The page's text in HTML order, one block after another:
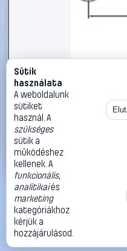
#1785899
TOOLCRAFT TO-5357697
444 rozsdamentes acél
TOOLCRAFT Metrikus
19 990 Ft
Kosárba
«
Méret:
©2026
ThermoScope
ÁSZF
Cégbemutató
Sütik
használata
A weboldalunk
sütiket
használ. A
szükséges
sütik a
működéshez
kellenek. A
funkcionális,
analitikaiés
marketing
kategóriákhoz
kérjük a
hozzájárulásod.